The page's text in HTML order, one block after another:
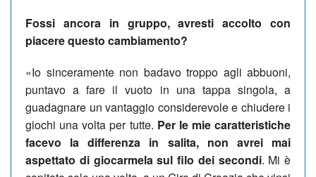
Fossi ancora in gruppo, avresti accolto con
piacere questo cambiamento?
«Io sinceramente non badavo troppo agli abbuoni,
puntavo a fare il vuoto in una tappa singola, a
guadagnare un vantaggio considerevole e chiudere i
giochi una volta per tutte. Per le mie caratteristiche
facevo la differenza in salita, non avrei mai
aspettato di giocarmela sul filo dei secondi. Mi è